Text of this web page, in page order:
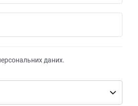
даних.